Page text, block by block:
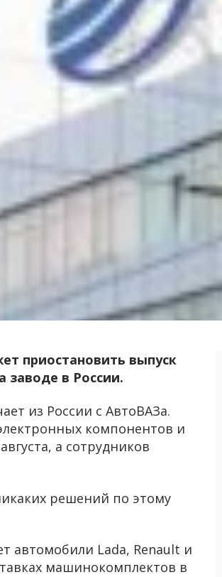
приостановить выпуск
в России.
из России с АвтоВАЗа.
компонентов и
а сотрудников
решений по этому
автомобили Lada, Renault и
машинокомплектов в